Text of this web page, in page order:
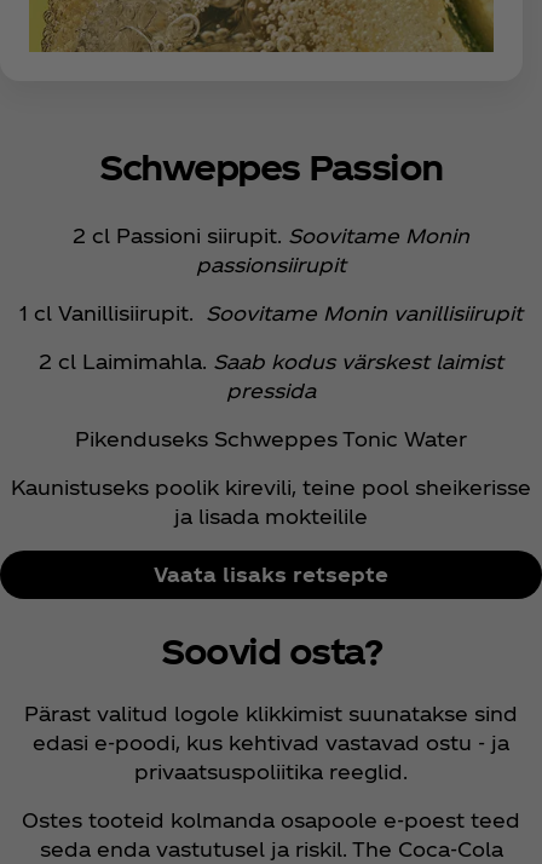
Schweppes Passion
2 cl Passioni siirupit. Soovitame Monin
passionsiirupit
1 cl Vanillisiirupit. Soovitame Monin vanillisiirupit
2 cl Laimimahla. Saab kodus värskest laimist
pressida
Pikenduseks Schweppes Tonic Water
Kaunistuseks poolik kirevili, teine pool sheikerisse
ja lisada mokteilile
Vaata lisaks retsepte
Soovid osta?
Pärast valitud logole klikkimist suunatakse sind
edasi e-poodi, kus kehtivad vastavad ostu - ja
privaatsuspoliitika reeglid.
Ostes tooteid kolmanda osapoole e-poest teed
seda enda vastutusel ja riskil. The Coca‑Cola